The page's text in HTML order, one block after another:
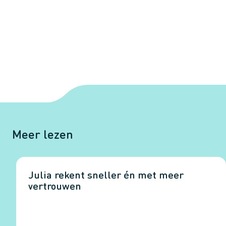
Meer lezen
Julia rekent sneller én met meer
vertrouwen